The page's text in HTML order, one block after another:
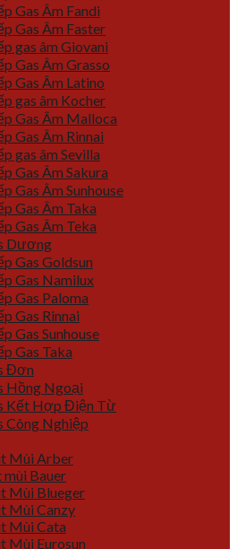
Gas Âm Fandi
Gas Âm Faster
gas âm Giovani
Gas Âm Grasso
Gas Âm Latino
gas âm Kocher
Gas Âm Malloca
Gas Âm Rinnai
gas âm Sevilla
Gas Âm Sakura
Gas Âm Sunhouse
Gas Âm Taka
Gas Âm Teka
Dương
Gas Goldsun
Gas Namilux
Gas Paloma
Gas Rinnai
Gas Sunhouse
Gas Taka
Đơn
Hồng Ngoại
Kết Hợp Điện Từ
Công Nghiệp
Mùi Arber
mùi Bauer
Mùi Blueger
Mùi Canzy
Mùi Cata
Mùi Eurosun